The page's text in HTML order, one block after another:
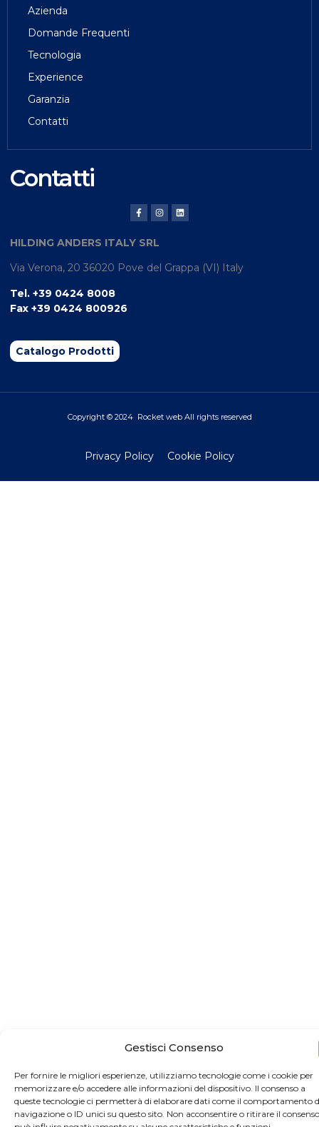
Gestisci Consenso
Per fornire le migliori esperienze, utilizziamo tecnologie come i cookie per
memorizzare e/o accedere alle informazioni del dispositivo. Il consenso a
queste tecnologie ci permetterà di elaborare dati come il comportamento
navigazione o ID unici su questo sito. Non acconsentire o ritirare il consenso
Azienda
Domande Frequenti
Tecnologia
Experience
Garanzia
Contatti
Contatti
HILDING ANDERS ITALY SRL
Via Verona, 20 36020 Pove del Grappa (VI) Italy
Tel. +39 0424 8008
Fax +39 0424 800926
Catalogo Prodotti
Copyright © 2024 Rocketweb All rights reserved
Privacy Policy Cookie Policy